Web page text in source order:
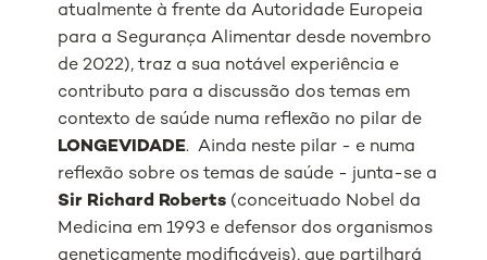
atualmente à frente da Autoridade Europeia
para a Segurança Alimentar desde novembro
de 2022), traz a sua notável experiência e
contributo para a discussão dos temas em
contexto de saúde numa reflexão no pilar de
LONGEVIDADE. Ainda neste pilar - e numa
reflexão sobre os temas de saúde - junta-se a
Sir Richard Roberts (conceituado Nobel da
Medicina em 1993 e defensor dos organismos
geneticamente modificáveis), que partilhará